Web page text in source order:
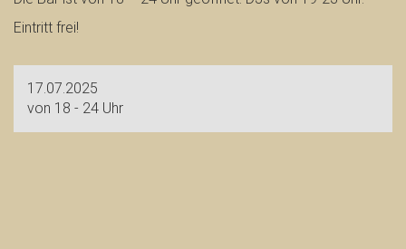
Eintritt frei!
17.07.2025
von 18 - 24 Uhr